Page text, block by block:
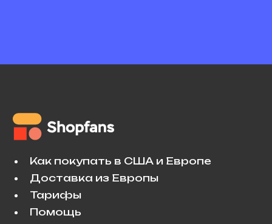
Как покупать в США и Европе
Доставка из Европы
Тарифы
Помощь